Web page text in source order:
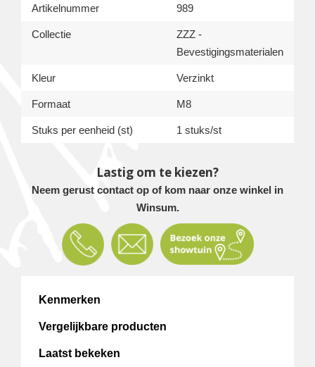
Artikelnummer 989
Collectie
ZZZ -
Bevestigingsmaterialen
Kleur Verzinkt
Formaat M8
Stuks per eenheid (st) 1 stuks/st
Lastig om te kiezen?
Neem gerust contact op of kom naar onze winkel in
Winsum.
Kenmerken
Vergelijkbare producten
Laatst bekeken